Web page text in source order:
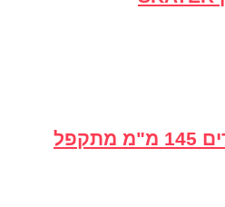
קורקינט מקצועי לילדים 145 מ"מ מתקפל